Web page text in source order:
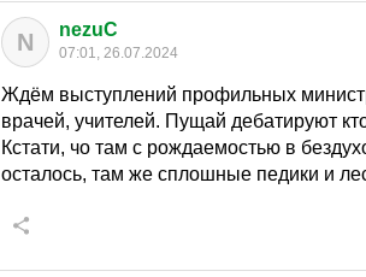
N nezuC
07:01, 26.07.2024
Ждём выступлений профильных
врачей, учителей. Пущай дебатируют
Кстати, чо там с рождаемостью в
осталось, там же сплошные педики и